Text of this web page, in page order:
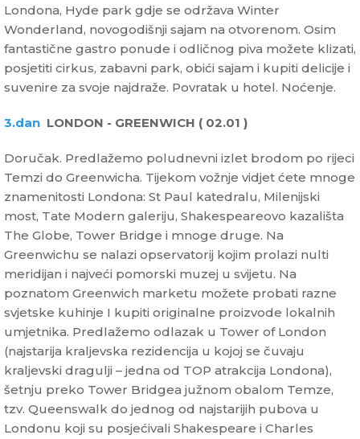
Londona, Hyde park gdje se održava Winter
Wonderland, novogodišnji sajam na otvorenom. Osim
fantastične gastro ponude i odličnog piva možete klizati,
posjetiti cirkus, zabavni park, obići sajam i kupiti delicije i
suvenire za svoje najdraže. Povratak u hotel. Noćenje.
3.dan LONDON - GREENWICH ( 02.01 )
Doručak. Predlažemo poludnevni izlet brodom po rijeci
Temzi do Greenwicha. Tijekom vožnje vidjet ćete mnoge
znamenitosti Londona: St Paul katedralu, Milenijski
most, Tate Modern galeriju, Shakespeareovo kazališta
The Globe, Tower Bridge i mnoge druge. Na
Greenwichu se nalazi opservatorij kojim prolazi nulti
meridijan i najveći pomorski muzej u svijetu. Na
poznatom Greenwich marketu možete probati razne
svjetske kuhinje I kupiti originalne proizvode lokalnih
umjetnika. Predlažemo odlazak u Tower of London
(najstarija kraljevska rezidencija u kojoj se čuvaju
kraljevski dragulji – jedna od TOP atrakcija Londona),
šetnju preko Tower Bridgea južnom obalom Temze,
tzv. Queenswalk do jednog od najstarijih pubova u
Londonu koji su posjećivali Shakespeare i Charles